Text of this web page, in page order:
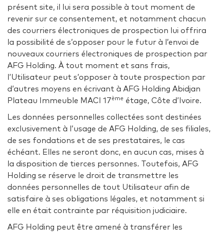
présent site, il lui sera possible à tout moment de
revenir sur ce consentement, et notamment chacun
des courriers électroniques de prospection lui offrira
la possibilité de s’opposer pour le futur à l’envoi de
nouveaux courriers électroniques de prospection par
AFG Holding. À tout moment et sans frais,
l’Utilisateur peut s’opposer à toute prospection par
d’autres moyens en écrivant à AFG Holding Abidjan
Plateau Immeuble MACI 17ème étage, Côte d’Ivoire.
Les données personnelles collectées sont destinées
exclusivement à l’usage de AFG Holding, de ses filiales,
de ses fondations et de ses prestataires, le cas
échéant. Elles ne seront donc, en aucun cas, mises à
la disposition de tierces personnes. Toutefois, AFG
Holding se réserve le droit de transmettre les
données personnelles de tout Utilisateur afin de
satisfaire à ses obligations légales, et notamment si
elle en était contrainte par réquisition judiciaire.
AFG Holding peut être amené à transférer les